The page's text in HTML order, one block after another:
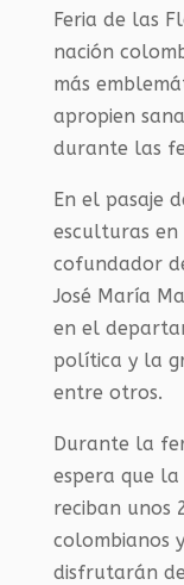
Feria de las
nación
más
apropien
durante las
En el pasaje
esculturas
cofundador
José María
en el
política y la
entre otros.
Durante la
espera que
reciban unos
colombianos
disfrutarán